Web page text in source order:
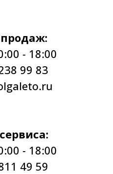
- 18:00
99 83
- 18:00
49 59